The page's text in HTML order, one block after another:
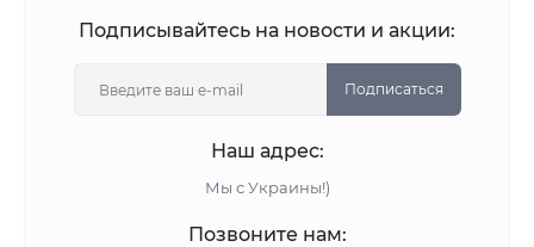
Подписывайтесь на новости и акции:
Подписаться
Наш адрес:
Мы с Украины!)
Позвоните нам: